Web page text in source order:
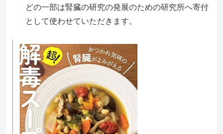
どの一部は腎臓の研究の発展のための研究所へ寄付
として使わせていただきます。